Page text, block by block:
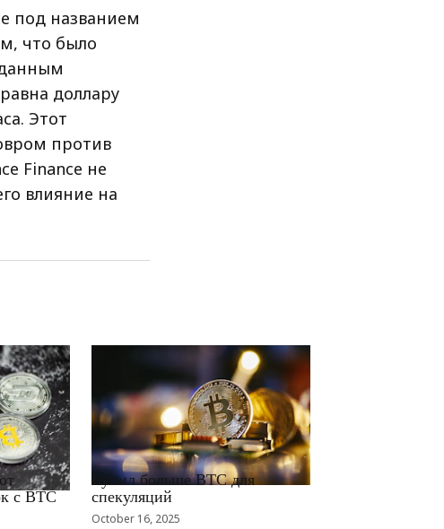
под названием
что было
доллару
Этот
против
Finance не
влияние на
с BTC
RRCNEWS_RU
Купил больше BTC для
спекуляций
October 16, 2025